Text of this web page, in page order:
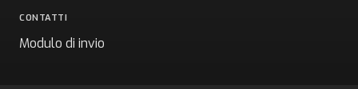
CONTATTI
Modulo di invio